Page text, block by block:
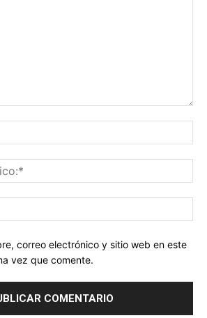
correo electrónico y sitio web en este
vez que comente.